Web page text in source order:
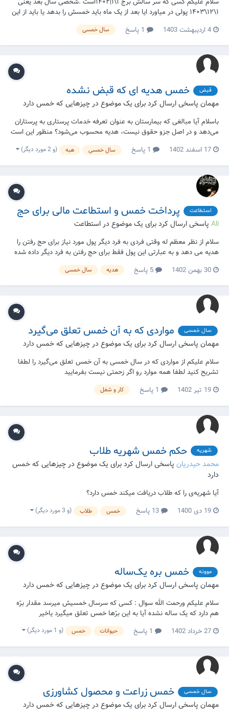
۱\۱۲\۱۴۰۳ پولی در میاورد ایا بعد از یک ماه باید خمسش را بدهد یا باید از این
پول یک سال بگذارد من سال خمسی من برج ۱هزار چهارصد است ایا پولی که
در سال ۱۴۰۰برج ۱۲ بدست میاورم. ایا ایا در برج یک هزار چهارصد یک
خمس...
4 اردیبهشت 1403 سال خمسی
قبض خمس هدیه ای که قبض نشده
مهمان پاسخی ارسال کرد برای یک موضوع درچیزهایی که خمس دارد
باسلام آیا مبالغی که بیمارستان به عنوان تعرفه خدمات پرستاری به پرستاران
می‌دهد و در اصل جزو حقوق نیست، هدیه محسوب می‌شود؟ منظور این است
17 اسفند 1402 سال خمسی هبه (و 2 مورد دیگر)
استطاعت پرداخت خمس و استطاعت مالی برای حج
Ali پاسخی ارسال کرد برای یک موضوع در استطاعت
سلام از نظر معظم له وقتی فردی به فرد دیگر پول مورد نیاز برای حج رفتن را
هدیه می دهد و به عبارتی این پول فقط برای حج رفتن به فرد دیگر داده شده
و نه برای کار دیگری آیا به آن پول خمس تعلق می گیرد؟
30 بهمن 1402 هدیه سال خمسی
سال خمسی مواردی که به آن خمس تعلق می‌گیرد
مهمان پاسخی ارسال کرد برای یک موضوع در چیزهایی که خمس دارد
سلام علیکم از مواردی که در سال خمسی به آن خمس تعلق می‌گیرد را لطفا
تشریح کنید لطفا همه موارد رو اگر زحمتی نیست بفرمایید
19 تیر 1402
کار و شغل
شهریه حکم خمس شهریه طلاب
محمد حیدریان پاسخی ارسال کرد برای یک موضوع در چیزهایی که خمس
دارد
آیا شهریه‌ی را که طلاب دریافت میکند خمس دارد؟
19 دی 1400
خمس طلاب (و 3 مورد دیگر)
موونه خمس بره یک‌ساله
مهمان پاسخی ارسال کرد برای یک موضوع در چیزهایی که خمس دارد
سلام علیکم ورحمت الله سوال : کسی که سرسال خمسیش میرسد مقدار برّه
هم دارد که یک ساله نشده آیا به این برّها خمس تعلق میگیرد یاخیر
27 خرداد 1402
حیوانات خمس (و 1 مورد دیگر)
سال خمسی خمس زراعت و محصول کشاورزی
مهمان پاسخی ارسال کرد برای یک موضوع در چیزهایی که خمس دارد